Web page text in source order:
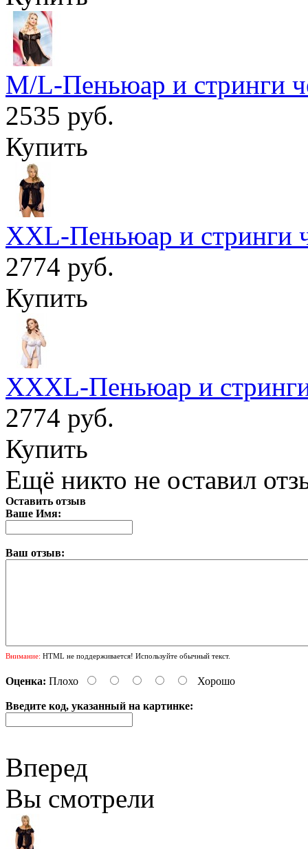
M/L-Пеньюар и стринги
2535 руб.
Купить
XXL-Пеньюар и стринги
2774 руб.
Купить
XXXL-Пеньюар и
2774 руб.
Купить
Ещё никто не оставил
Оставить отзыв
Ваше Имя:
Ваш отзыв:
Внимание: HTML не поддерживается! Используйте обычный текст.
Оценка: Плохо Хорошо
Введите код, указанный на картинке:
Вперед
Вы смотрели